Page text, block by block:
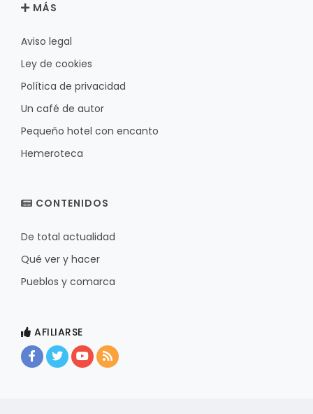
MÁS
Aviso legal
Ley de cookies
Política de privacidad
Un café de autor
Pequeño hotel con encanto
Hemeroteca
CONTENIDOS
De total actualidad
Qué ver y hacer
Pueblos y comarca
AFILIARSE